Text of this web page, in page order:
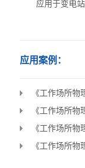
应用于变电
应用案例：
《工作场所
《工作场所
《工作场所
《工作场所